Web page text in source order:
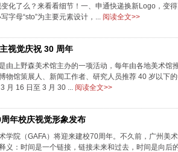
化了么？来看看细节！一、申通快递换新Logo，变
字母“sto”为主要元素设计，... 阅读全文>>
视觉庆祝 30 周年
是由上野森美术馆主办的一项活动，每年由各地美术
物馆策展人、新闻工作者、研究人员推荐 40 岁以下
3 月 16 日至 3 月 30 ... 阅读全文>>
年校庆视觉形象发布
学院（GAFA）将迎来建校70周年。不久前，广州美
义：时间是一个链接，链接未来和过去，时间是向后